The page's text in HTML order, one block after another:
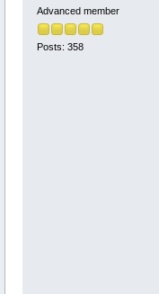
Advanced member
Posts: 358